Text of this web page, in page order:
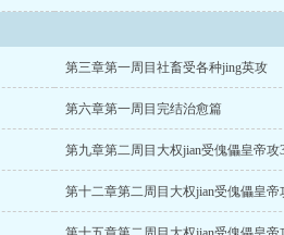
第三章第一周目社畜受各种jing英攻
第六章第一周目完结治愈篇
第九章第二周目大权jian受傀儡皇帝攻
第十二章第二周目大权jian受傀儡皇帝